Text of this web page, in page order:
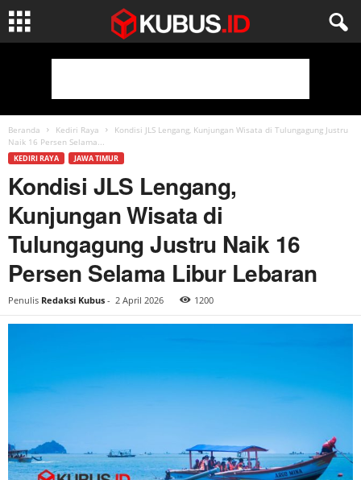
Beranda Kediri Raya
Kondisi JLS Lengang, Kunjungan Wisata di Tulungagung Justru
Naik 16 Persen Selama...
KEDIRI RAYA JAWA TIMUR
Kondisi JLS Lengang,
Kunjungan Wisata di
Tulungagung Justru Naik 16
Persen Selama Libur Lebaran
Penulis Redaksi Kubus - 2 April 2026 1200